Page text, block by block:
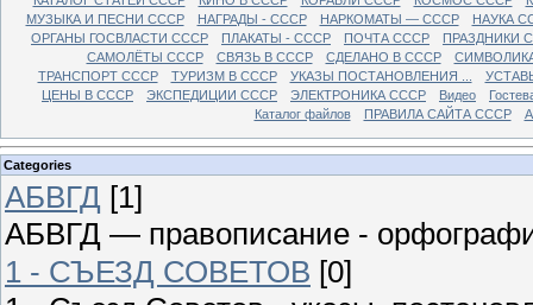
МУЗЫКА И ПЕСНИ СССР
НАГРАДЫ - СССР НАРКОМАТЫ — СССР
НАУКА
ОРГАНЫ ГОСВЛАСТИ СССР
ПЛАКАТЫ - СССР ПОЧТА СССР
ПРАЗДНИКИ
САМОЛЁТЫ СССР
СВЯЗЬ В СССР СДЕЛАНО В СССР
ТРАНСПОРТ СССР
ТУРИЗМ В СССР УКАЗЫ ПОСТАНОВЛЕНИЯ ...
ЦЕНЫ В СССР
ЭКСПЕДИЦИИ СССР ЭЛЕКТРОНИКА СССР Видео
Каталог файлов
ПРАВИЛА САЙТА СССР
Categories
АБВГД [1]
АБВГД — правописание -
1 - СЪЕЗД СОВЕТОВ [0]